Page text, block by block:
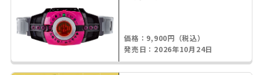
価格：9,900円（税込）
発売日：2026年10月24日